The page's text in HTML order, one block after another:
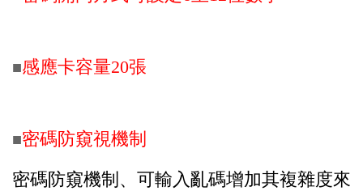
■感應卡容量20張
■密碼防窺視機制
密碼防窺機制、可輸入亂碼增加其複雜度來